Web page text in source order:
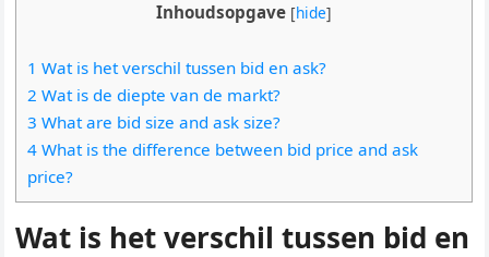
Inhoudsopgave [hide]
1 Wat is het verschil tussen bid en ask?
2 Wat is de diepte van de markt?
3 What are bid size and ask size?
4 What is the difference between bid price and ask
price?
Wat is het verschil tussen bid en